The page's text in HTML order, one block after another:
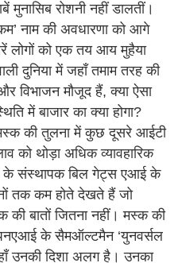
मुनासिब रोशनी नहीं डालतीं।
नाम की अवधारणा को आगे
लोगों को एक तय आय मुहैया
दुनिया में जहाँ तमाम तरह की
विभाजन मौजूद हैं, क्या ऐसा
में बाजार का क्या होगा?
मस्क की तुलना में कुछ दूसरे आईटी
को थोड़ा अधिक व्यावहारिक
के संस्थापक बिल गेट्स एआई के
तक कम होते देखते हैं जो
की बातों जितना नहीं। मस्क की
के सैमऑल्टमैन ‘युनवर्सल
उनकी दिशा अलग है। उनका